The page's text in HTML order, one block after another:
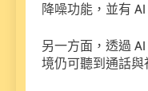
降噪功能，並有
另一方面，透過
境仍可聽到通話與